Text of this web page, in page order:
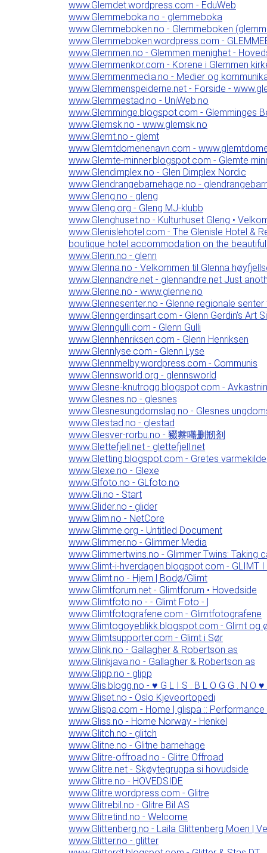
www.Glemdet.wordpress.com - EduWeb
www.Glemmeboka.no - glemmeboka
www.Glemmeboken.no - Glemmeboken
www.Glemmeboken.wordpress.com -
www.Glemmen.no - Glemmen menighet -
www.Glemmenkor.com - Korene i Glemmen
www.Glemmenmedia.no - Medier og
www.Glemmenspeiderne.net - Forside -
www.Glemmestad.no - UniWeb.no
www.Glemminge.blogspot.com - Glemminges
www.Glemsk.no - www.glemsk.no
www.Glemt.no - glemt
www.Glemtdomenenavn.com -
www.Glemte-minner.blogspot.com - Glemte
www.Glendimplex.no - Glen Dimplex Nordic
www.Glendrangebarnehage.no -
www.Gleng.no - gleng
www.Gleng.org - Gleng MJ-klubb
www.Glenghuset.no - Kulturhuset Gleng •
www.Glenislehotel.com - The Glenisle Hotel &
boutique hotel accommodation on the
www.Glenn.no - glenn
www.Glenna.no - Velkommen til Glenna
www.Glennandre.net - glennandre.net Just
www.Glenne.no - www.glenne.no
www.Glennesenter.no - Glenne regionale
www.Glenngerdinsart.com - Glenn Gerdin's Art
www.Glenngulli.com - Glenn Gulli
www.Glennhenriksen.com - Glenn Henriksen
www.Glennlyse.com - Glenn Lyse
www.Glennmelby.wordpress.com - Communis
www.Glennsworld.org - glennsworld
www.Glesne-knutrogg.blogspot.com -
www.Glesnes.no - glesnes
www.Glesnesungdomslag.no - Glesnes
www.Glestad.no - glestad
www.Glesver-rorbu.no - 䝌䕓囆删剏剂
www.Glettefjell.net - glettefjell.net
www.Gletting.blogspot.com - Gretes
www.Glexe.no - Glexe
www.Glfoto.no - GLfoto.no
www.Gli.no - Start
www.Glider.no - glider
www.Glim.no - NetCore
www.Glimme.org - Untitled Document
www.Glimmer.no - Glimmer Media
www.Glimmertwins.no - Glimmer Twins: Taking
www.Glimt-i-hverdagen.blogspot.com - GLIMT I
www.Glimt.no - Hjem | Bodø/Glimt
www.Glimtforum.net - Glimtforum • Hovedside
www.Glimtfoto.no - - Glimt Foto - |
www.Glimtfotografene.com - Glimtfotografene
www.Glimtogoyeblikk.blogspot.com - Glimt og
www.Glimtsupporter.com - Glimt i Sør
www.Glink.no - Gallagher & Robertson as
www.Glinkjava.no - Gallagher & Robertson as
www.Glipp.no - glipp
www.Glis.blogg.no - ♥ G L I S . B L O G G . N O ♥
www.Gliset.no - Oslo Kjeveortopedi
www.Glispa.com - Home | glispa ::
www.Gliss.no - Home Norway - Henkel
www.Glitch.no - glitch
www.Glitne.no - Glitne barnehage
www.Glitre-offroad.no - Glitre Offroad
www.Glitre.net - Skøytegruppa si hovudside
www.Glitre.no - HOVEDSIDE
www.Glitre.wordpress.com - Glitre
www.Glitrebil.no - Glitre Bil AS
www.Glitretind.no - Welcome
www.Glittenberg.no - Laila Glittenberg Moen |
www.Glitter.no - glitter